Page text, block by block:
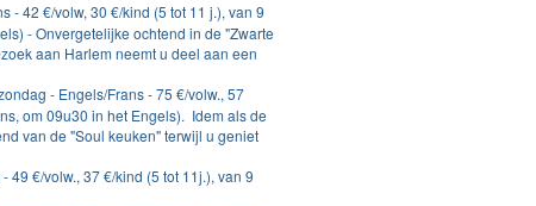
- 42 €/volw, 30 €/kind (5 tot 11 j.), van 9
- Onvergetelijke ochtend in de "Zwarte
aan Harlem neemt u deel aan een
- Engels/Frans - 75 €/volw., 57
om 09u30 in het Engels). Idem als de
van de "Soul keuken" terwijl u geniet
49 €/volw., 37 €/kind (5 tot 11j.), van 9